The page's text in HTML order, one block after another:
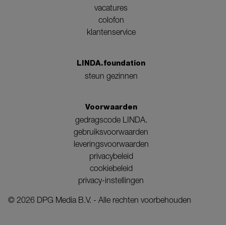
vacatures
colofon
klantenservice
LINDA.foundation
steun gezinnen
Voorwaarden
gedragscode LINDA.
gebruiksvoorwaarden
leveringsvoorwaarden
privacybeleid
cookiebeleid
privacy-instellingen
© 2026 DPG Media B.V. - Alle rechten voorbehouden